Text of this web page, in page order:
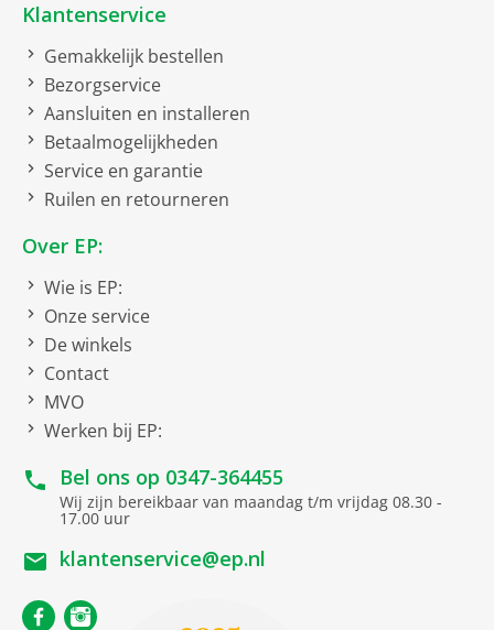
Overdracht
Met snoer
Snoer
Uitvoering
Klantenservice
Gemakkelijk bestellen
Bezorgservice
Aansluiten en installeren
Betaalmogelijkheden
Service en garantie
Ruilen en retourneren
Over EP:
Wie is EP:
Onze service
De winkels
Contact
MVO
Werken bij EP:
Bel ons op 0347-364455
Wij zijn bereikbaar van maandag t/m vrijdag 08.30 -
17.00 uur
klantenservice@ep.nl